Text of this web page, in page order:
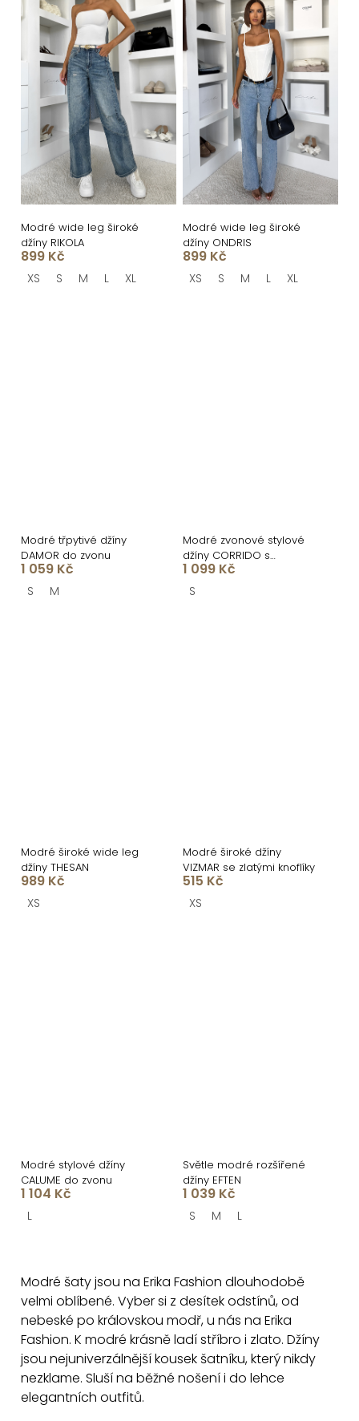
Modré wide leg široké
džíny RIKOLA
899 Kč
XS S M L XL
Modré wide leg široké
džíny ONDRIS
899 Kč
XS S M L XL
Modré třpytivé džíny
DAMOR do zvonu
1 059 Kč
S M
Modré zvonové stylové
džíny CORRIDO s
mašlemi
1 099 Kč
S
Modré široké wide leg
džíny THESAN
989 Kč
XS
Modré široké džíny
VIZMAR se zlatými knoflíky
515 Kč
XS
Modré stylové džíny
CALUME do zvonu
1 104 Kč
L
Světle modré rozšířené
džíny EFTEN
1 039 Kč
S M L
l
á
d
a
c
Modré šaty jsou na Erika Fashion dlouhodobě
velmi oblíbené. Vyber si z desítek odstínů, od
nebeské po královskou modř, u nás na Erika
Fashion. K modré krásně ladí stříbro i zlato. Džíny
jsou nejuniverzálnější kousek šatníku, který nikdy
nezklame. Sluší na běžné nošení i do lehce
elegantních outfitů.